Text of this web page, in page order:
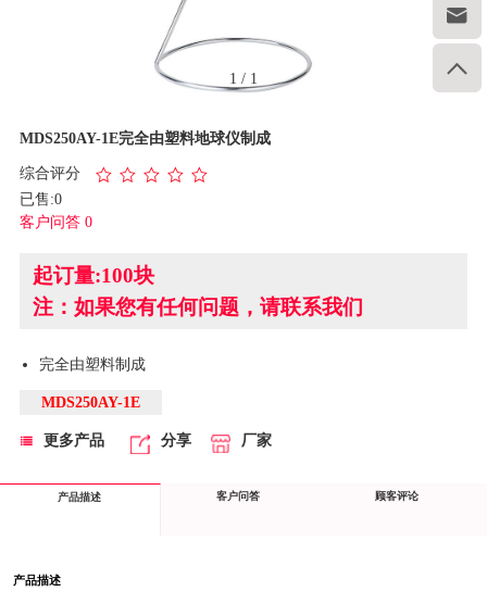


1 / 1
MDS250AY-1E完全由塑料地球仪制成
综合评分
已售:0
客户问答 0
起订量:100块
注：如果您有任何问题，请联系我们
完全由塑料制成
MDS250AY-1E
更多产品 分享 厂家
产品描述 客户问答 顾客评论
产品描述